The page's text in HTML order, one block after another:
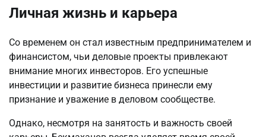
Личная жизнь и карьера
Со временем он стал известным предпринимателем и
финансистом, чьи деловые проекты привлекают
внимание многих инвесторов. Его успешные
инвестиции и развитие бизнеса принесли ему
признание и уважение в деловом сообществе.
Однако, несмотря на занятость и важность своей